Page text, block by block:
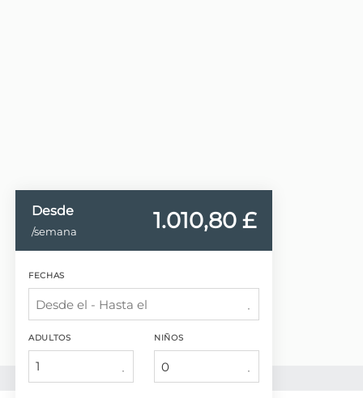
Desde
/semana 1.010,80 £
FECHAS
ADULTOS
1
NIÑOS